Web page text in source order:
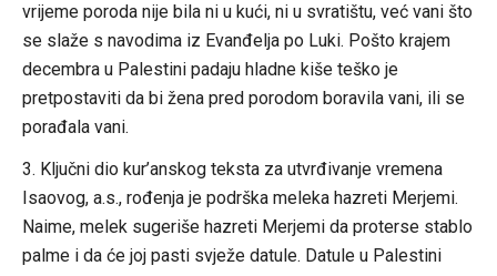
vrijeme poroda nije bila ni u kući, ni u svratištu, već vani što
se slaže s navodima iz Evanđelja po Luki. Pošto krajem
decembra u Palestini padaju hladne kiše teško je
pretpostaviti da bi žena pred porodom boravila vani, ili se
porađala vani.
3. Ključni dio kur’anskog teksta za utvrđivanje vremena
Isaovog, a.s., rođenja je podrška meleka hazreti Merjemi.
Naime, melek sugeriše hazreti Merjemi da proterse stablo
palme i da će joj pasti svježe datule. Datule u Palestini